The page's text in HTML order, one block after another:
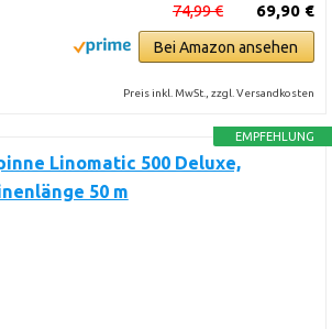
69,90 €
74,99 €
Bei Amazon ansehen
Preis inkl. MwSt., zzgl. Versandkosten
EMPFEHLUNG
Linomatic 500 Deluxe,
50 m